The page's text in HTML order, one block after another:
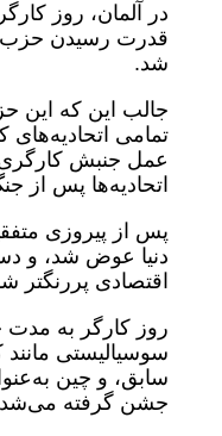
قدرت رسیدن حزب
شد.
جالب این که این
تمامی اتحادیه‌های
عمل جنبش کارگری
اتحادیه‌ها پس از
پس از پیروزی
دنیا عوض شد، و
اقتصادی پررنگتر
روز کارگر به
سوسیالیستی مانند
سابق، و چین
جشن گرفته